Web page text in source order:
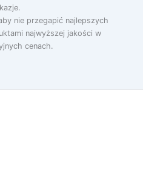
nie przegapić najlepszych
najwyższej jakości w
cenach.